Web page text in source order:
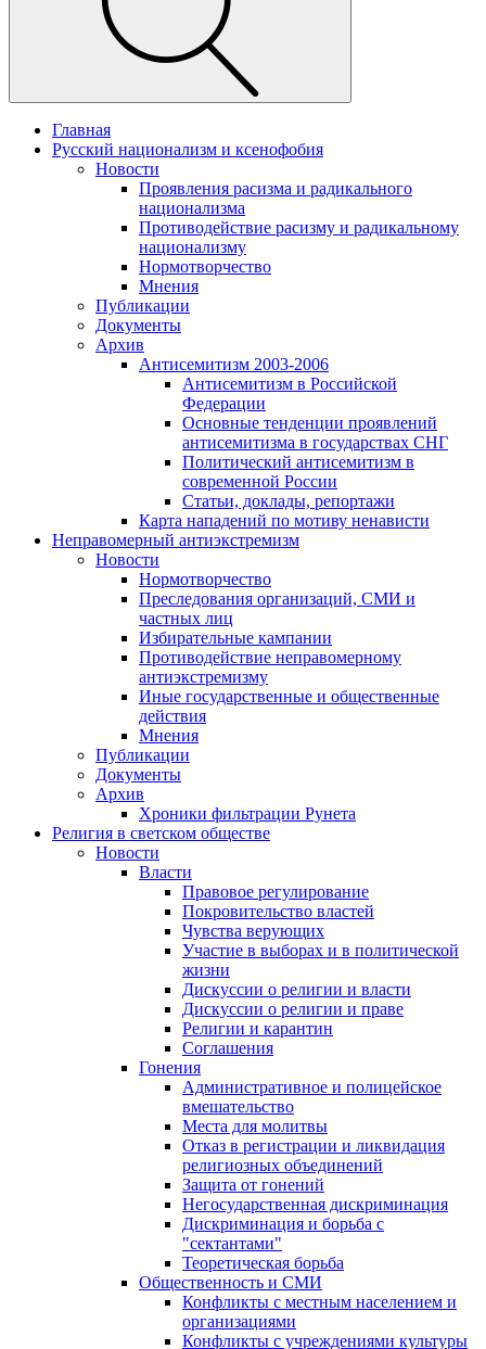
Главная
Русский национализм и ксенофобия
Новости
Проявления расизма и радикального
национализма
Противодействие расизму и радикальному
национализму
Нормотворчество
Мнения
Публикации
Документы
Архив
Антисемитизм 2003-2006
Антисемитизм в Российской
Федерации
Основные тенденции проявлений
антисемитизма в государствах СНГ
Политический антисемитизм в
современной России
Статьи, доклады, репортажи
Карта нападений по мотиву ненависти
Неправомерный антиэкстремизм
Новости
Нормотворчество
Преследования организаций, СМИ и
частных лиц
Избирательные кампании
Противодействие неправомерному
антиэкстремизму
Иные государственные и общественные
действия
Мнения
Публикации
Документы
Архив
Хроники фильтрации Рунета
Религия в светском обществе
Новости
Власти
Правовое регулирование
Покровительство властей
Чувства верующих
Участие в выборах и в политической
жизни
Дискуссии о религии и власти
Дискуссии о религии и праве
Религии и карантин
Соглашения
Гонения
Административное и полицейское
вмешательство
Места для молитвы
Отказ в регистрации и ликвидация
религиозных объединений
Защита от гонений
Негосударственная дискриминация
Дискриминация и борьба с
"сектантами"
Теоретическая борьба
Общественность и СМИ
Конфликты с местным населением и
организациями
Конфликты с учреждениями культуры